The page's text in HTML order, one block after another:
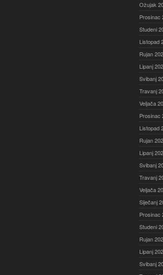
Ožujak
Prosinac
Studeni
Listopad
Rujan
Lipanj
Svibanj
Travanj
Veljača
Prosinac
Listopad
Rujan
Lipanj
Svibanj
Travanj
Veljača
Siječanj
Prosinac
Studeni
Rujan
Lipanj
Svibanj